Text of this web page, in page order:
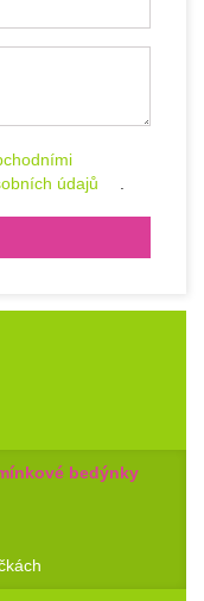
údajů
bedýnky